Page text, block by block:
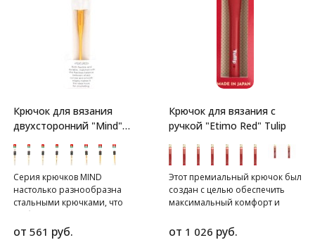
Крючок для вязания
двухсторонний "Mind"
Серия крючков MIND
настолько разнообразна
стальными крючками, что
любая вязальщица сможет
подобрать себе нужный
от 561 руб.
Крючок для вязания с
ручкой "Etimo Red" Tulip
Этот премиальный крючок был
создан с целью обеспечить
максимальный комфорт и
от 1 026 руб.